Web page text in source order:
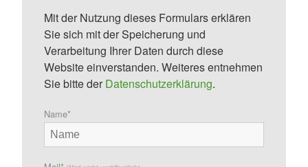
Mit der Nutzung dieses Formulars erklären
Sie sich mit der Speicherung und
Verarbeitung Ihrer Daten durch diese
Website einverstanden. Weiteres entnehmen
Sie bitte der Datenschutzerklärung.
Name*